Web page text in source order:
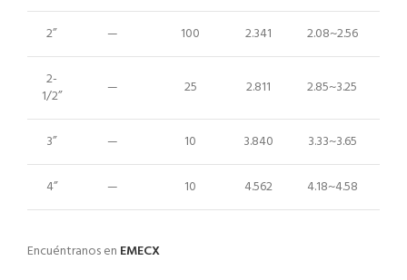
2” — 100 2.341 2.08~2.56
2-
1/2”
— 25 2.811 2.85~3.25
3” — 10 3.840 3.33~3.65
4” — 10 4.562 4.18~4.58
Encuéntranos en EMECX